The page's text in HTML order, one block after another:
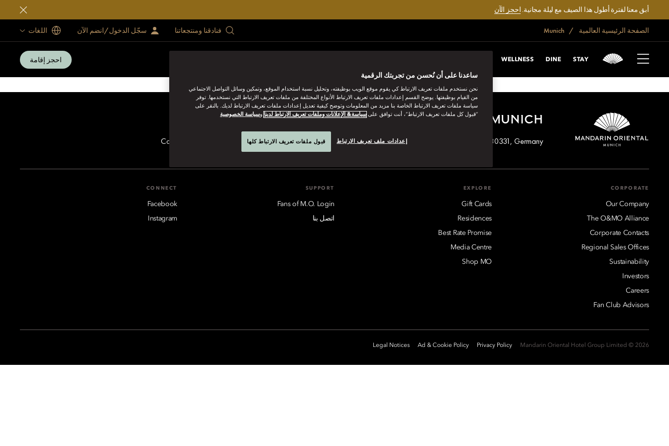
أبق معنا لفترة أطول هذا الصيف مع ليلة مجانية.احجز الآن
الصفحة الرئيسية العالمية فنادقنا ومنتجعاتنا سجّل الدخول/انضم الآن اللغات
STAY
DINE
WELLNESS احجز إقامة
MANDARIN ORIENTAL, MUNICH
Neuturmstrasse 1, Munich, 80331, Germany
+49 (89) 290 980
momuc-reservations@mohg.com
Contact Us
CORPORATE
Our Company
The O&MO Alliance
Corporate Contacts
Regional Sales Offices
Sustainability
Investors
Careers
Fan Club Advisors
EXPLORE
Gift Cards
Residences
Best Rate Promise
Media Centre
Shop MO
SUPPORT
Fans of M.O. Login
اتصل بنا
CONNECT
Facebook
Instagram
2026 © Mandarin Oriental Hotel Group Limited
Privacy Policy
Ad & Cookie Policy
Legal Notices
ساعدنا على أن نُحسن من تجربتك الرقمية
نحن نستخدم ملفات تعريف الارتباط كي يقوم موقع الويب بوظيفته، وتحليل نسبة استخدام الموقع، وتمكين وسائل التواصل الاجتماعي
من القيام بوظيفتها. يوضح القسم إعدادات ملفات تعريف الارتباط الأنواع المختلفة من ملفات تعريف الارتباط التي نستخدمها. توفر
سياسة ملفات تعريف الارتباط الخاصة بنا مزيد من المعلومات وتوضح كيفية تعديل إعدادات ملفات تعريف الارتباط لديك. بالنقر على
“قبول كل ملفات تعريف الارتباط”، أنت توافق على سياسة& الإعلانات وملفات تعريف الارتباط لدينا وسياسة الخصوصية
إعدادات ملف تعريف الارتباط قبول ملفات تعريف الارتباط كلها